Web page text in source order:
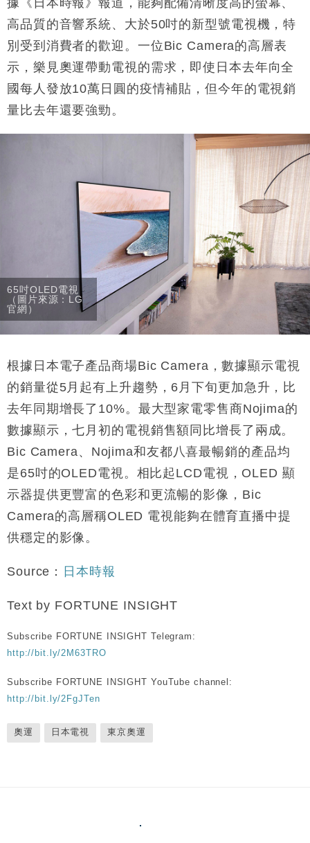
13:44
財經｜內地7月美元計價出口增近24%勝預期 貿易順
差達1125億美元
12:44
財經｜日本春季三度入市撐日圓 4月單日斥6.28萬億
日圓干預創新高
11:12
國際｜特朗普料美伊戰事快結束 承認部分彈藥庫存緊
張
司
據《日本時報》報道，能夠配備清晰度高的螢幕、
高品質的音響系統、大於50吋的新型號電視機，特
別受到消費者的歡迎。一位Bic Camera的高層表
示，樂見奧運帶動電視的需求，即使日本去年向全
國每人發放10萬日圓的疫情補貼，但今年的電視銷
量比去年還要強勁。
65吋OLED電視
（圖片來源：LG
官網）
根據日本電子產品商場Bic Camera，數據顯示電視
的銷量從5月起有上升趨勢，6月下旬更加急升，比
去年同期增長了10%。最大型家電零售商Nojima的
數據顯示，七月初的電視銷售額同比增長了兩成。
Bic Camera、Nojima和友都八喜最暢銷的產品均
是65吋的OLED電視。相比起LCD電視，OLED 顯
示器提供更豐富的色彩和更流暢的影像，Bic
Camera的高層稱OLED 電視能夠在體育直播中提
供穩定的影像。
Source： 日本時報
Text by FORTUNE INSIGHT
Subscribe FORTUNE INSIGHT Telegram:
http://bit.ly/2M63TRO
Subscribe FORTUNE INSIGHT YouTube channel:
http://bit.ly/2FgJTen
奧運 日本電視 東京奧運